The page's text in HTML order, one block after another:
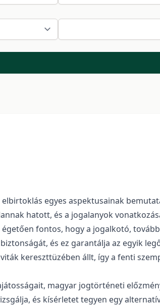
egyes aspektusainak
hatott, és a jogalanyok
fontos, hogy a jogalkotó,
és ez garantálja az egyik
kereszttüzében állt, így a fenti
magyar jogtörténeti
és kísérletet tegyen egy